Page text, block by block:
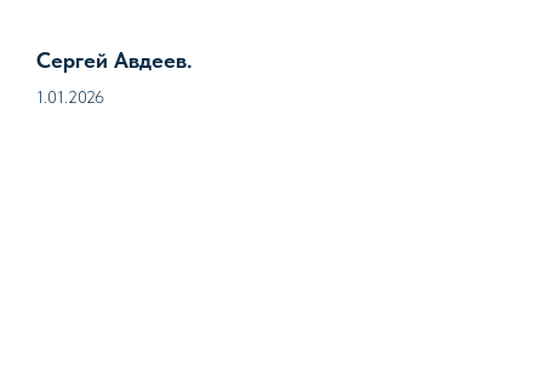
Сергей Авдеев.
1.01.2026